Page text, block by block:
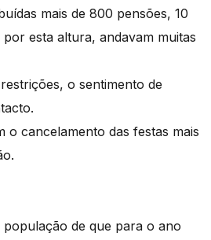
mais de 800 pensões, 10
esta altura, andavam muitas
o sentimento de
o cancelamento das festas mais
população de que para o ano